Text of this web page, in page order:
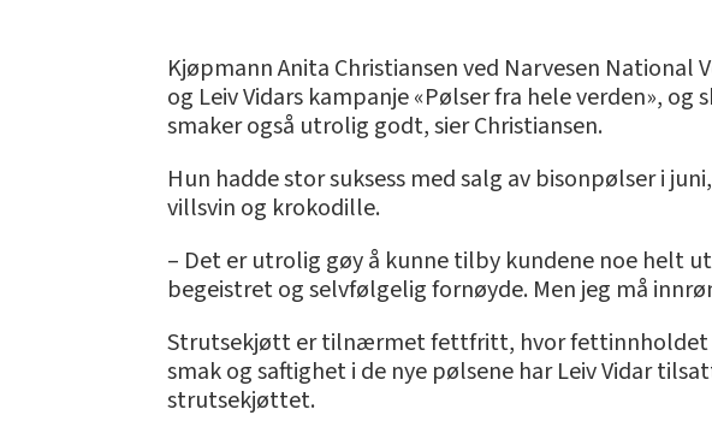
Kjøpmann Anita Christiansen ved Narvesen
og Leiv Vidars kampanje «Pølser fra hele verden»,
smaker også utrolig godt, sier Christiansen.
Hun hadde stor suksess med salg av bisonpølser i
villsvin og krokodille.
– Det er utrolig gøy å kunne tilby kundene noe helt
begeistret og selvfølgelig fornøyde. Men jeg må
Strutsekjøtt er tilnærmet fettfritt, hvor fettinnholdet
smak og saftighet i de nye pølsene har Leiv Vidar
strutsekjøttet.